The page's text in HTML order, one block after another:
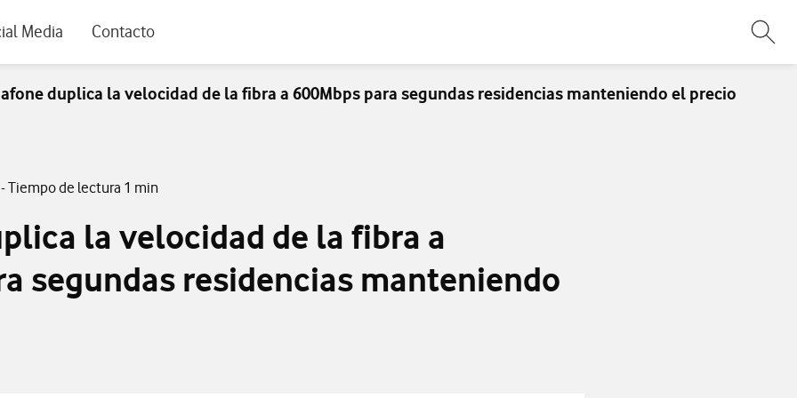
Media Contacto
duplica la velocidad de la fibra a 600Mbps para segundas residencias manteniendo el precio
Tiempo de lectura 1 min
la velocidad de la fibra a
segundas residencias manteniendo